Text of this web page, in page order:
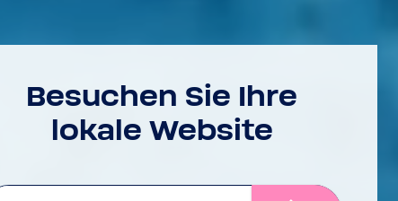
Besu­chen Sie Ihre
lokale Website